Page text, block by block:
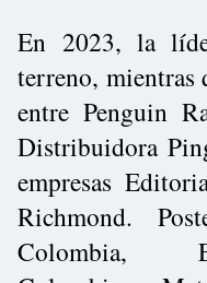
En 2023, la
terreno, mientras
entre Penguin
Distribuidora
empresas
Richmond.
Colombia,